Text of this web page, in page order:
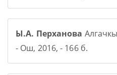
Ы.А. Перханова
- Ош, 2016, - 166 б.